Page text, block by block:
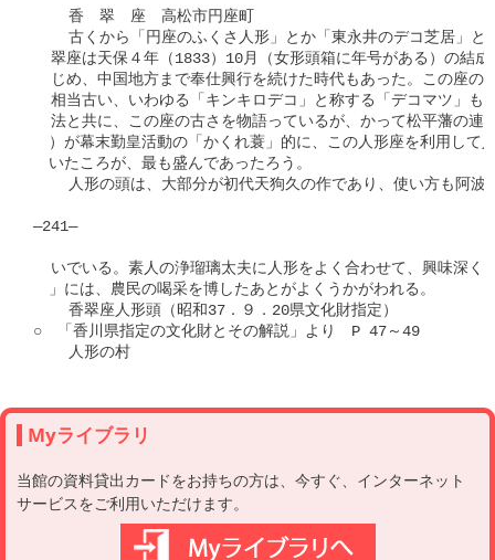
    香　翠　座　高松市円座町
古くから「円座のふくさ人形」とか「東永井のデコ芝居」と
翠座は天保４年（1833）10月（女形頭箱に年号がある）の結成
じめ、中国地方まで奉仕興行を続けた時代もあった。この座の
相当古い、いわゆる「キンキロデコ」と称する「デコマツ」も
法と共に、この座の古さを物語っているが、かって松平藩の連
）が幕末勤皇活動の「かくれ蓑」的に、この人形座を利用して
いたころが、最も盛んであったろう。
人形の頭は、大部分が初代天狗久の作であり、使い方も阿波
―241―
いでいる。素人の浄瑠璃太夫に人形をよく合わせて、興味深く
」には、農民の喝采を博したあとがよくうかがわれる。
    香翠座人形頭（昭和37．９．20県文化財指定）
○　「香川県指定の文化財とその解説」より　P 47～49
Myライブラリ
当館の資料貸出カードをお持ちの方は、今すぐ、インターネット
サービスをご利用いただけます。